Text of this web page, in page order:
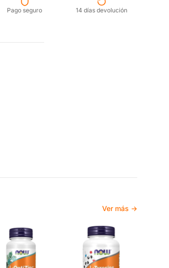
Pago seguro 14 días devolución
Ver más →